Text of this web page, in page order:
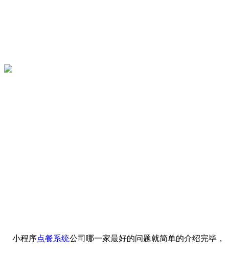
小程序点餐系统公司哪一家最好的问题就简单的介绍完毕，